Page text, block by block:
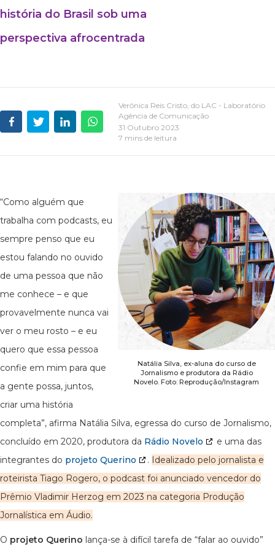
história do Brasil sob uma
perspectiva afrocentrada
Verônica Reis Cristo, do LAC - Laboratório
Agência de Comunicação
31 Outubro 2023
7 mins de leitura
Natália Silva, ex-aluna do curso de
Jornalismo e produtora da Rádio
Novelo. Foto: Reprodução/Instagram
“Como alguém que
trabalha com podcasts, eu
sempre penso que eu
estou falando no ouvido
de uma pessoa que não
me conhece – e que
provavelmente nunca vai
ver o meu rosto – e eu
quero que essa pessoa
confie em mim para que
a gente possa, juntos,
criar uma história
completa”, afirma Natália Silva, egressa do curso de Jornalismo,
concluído em 2020, produtora da Rádio Novelo
e uma das
integrantes do projeto Querino . Idealizado pelo jornalista e
roteirista Tiago Rogero, o podcast foi anunciado vencedor do
Prêmio Vladimir Herzog em 2023 na categoria Produção
Jornalística em Áudio.
O projeto Querino lança-se à difícil tarefa de “falar ao ouvido”